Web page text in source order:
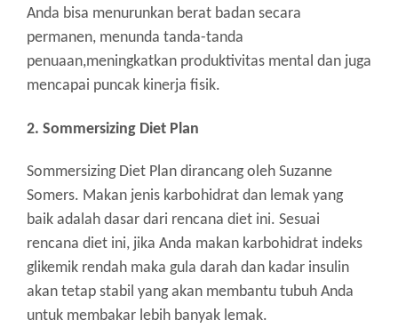
Anda bisa menurunkan berat badan secara
permanen, menunda tanda-tanda
penuaan,meningkatkan produktivitas mental dan juga
mencapai puncak kinerja fisik.
2. Sommersizing Diet Plan
Sommersizing Diet Plan dirancang oleh Suzanne
Somers. Makan jenis karbohidrat dan lemak yang
baik adalah dasar dari rencana diet ini. Sesuai
rencana diet ini, jika Anda makan karbohidrat indeks
glikemik rendah maka gula darah dan kadar insulin
akan tetap stabil yang akan membantu tubuh Anda
untuk membakar lebih banyak lemak.